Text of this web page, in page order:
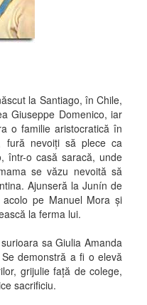
la Santiago, în Chile,
Giuseppe Domenico, iar
o familie aristocratică în
fură nevoiţi să plece ca
într-o casă saracă, unde
se văzu nevoită să
Ajunseră la Junín de
pe Manuel Mora şi
la ferma lui.
sa Giulia Amanda
demonstră a fi o elevă
grijulie faţă de colege,
sacrificiu.